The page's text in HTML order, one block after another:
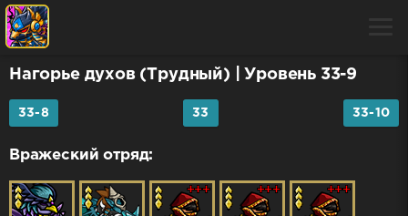
Нагорье духов (Трудный) | Уровень 33-9
33-8 33 33-10
Вражеский отряд: